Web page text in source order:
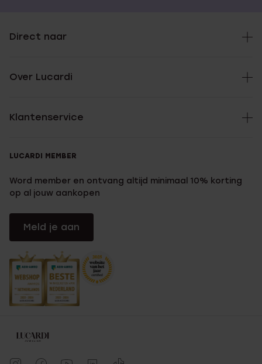
Direct naar
Over Lucardi
Klantenservice
LUCARDI MEMBER
Word member en ontvang altijd minimaal 10% korting
op al jouw aankopen
Meld je aan